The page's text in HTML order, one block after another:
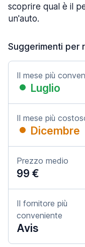
scoprire qual è il
un'auto.
Suggerimenti per
Il mese più
Luglio
Il mese più
Dicembre
Prezzo medio
99 €
Il fornitore più
conveniente
Avis